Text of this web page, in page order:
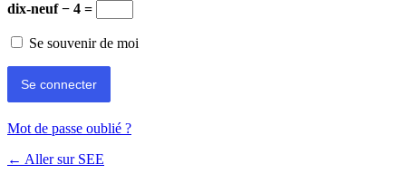
dix-neuf − 4 =
Se souvenir de moi
Mot de passe oublié ?
← Aller sur SEE